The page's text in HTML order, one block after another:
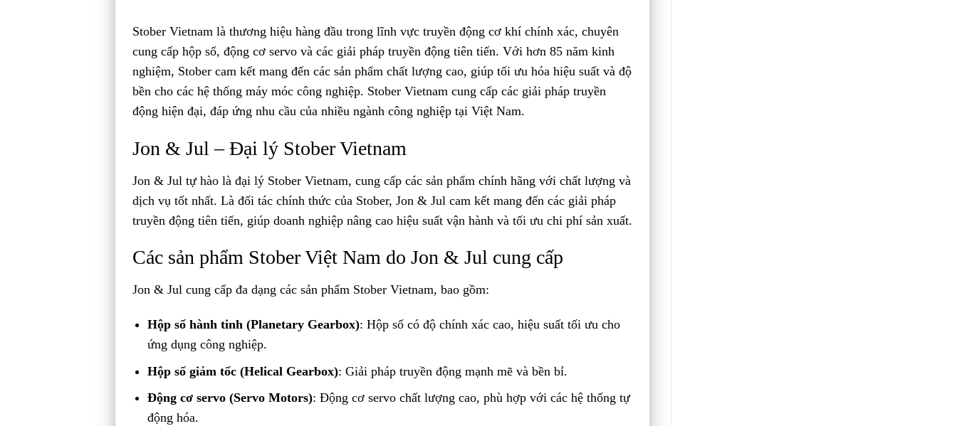
Stober Vietnam là thương hiệu hàng đầu trong lĩnh vực truyền động cơ khí chính xác, chuyên
cung cấp hộp số, động cơ servo và các giải pháp truyền động tiên tiến. Với hơn 85 năm kinh
nghiệm, Stober cam kết mang đến các sản phẩm chất lượng cao, giúp tối ưu hóa hiệu suất và độ
bền cho các hệ thống máy móc công nghiệp. Stober Vietnam cung cấp các giải pháp truyền
động hiện đại, đáp ứng nhu cầu của nhiều ngành công nghiệp tại Việt Nam.
Jon & Jul – Đại lý Stober Vietnam
Jon & Jul tự hào là đại lý Stober Vietnam, cung cấp các sản phẩm chính hãng với chất lượng và
dịch vụ tốt nhất. Là đối tác chính thức của Stober, Jon & Jul cam kết mang đến các giải pháp
truyền động tiên tiến, giúp doanh nghiệp nâng cao hiệu suất vận hành và tối ưu chi phí sản xuất.
Các sản phẩm Stober Việt Nam do Jon & Jul cung cấp
Jon & Jul cung cấp đa dạng các sản phẩm Stober Vietnam, bao gồm:
Hộp số hành tinh (Planetary Gearbox): Hộp số có độ chính xác cao, hiệu suất tối ưu cho
ứng dụng công nghiệp.
Hộp số giảm tốc (Helical Gearbox): Giải pháp truyền động mạnh mẽ và bền bỉ.
Động cơ servo (Servo Motors): Động cơ servo chất lượng cao, phù hợp với các hệ thống tự
động hóa.